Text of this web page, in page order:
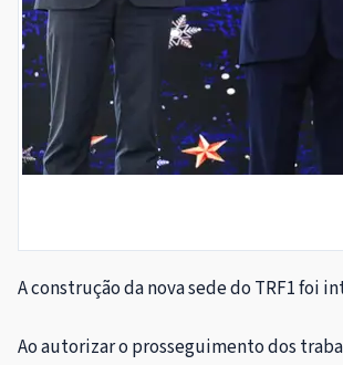
A construção da nova sede do TRF1 foi
Ao autorizar o prosseguimento dos